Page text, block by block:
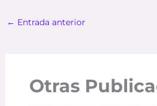
← Entrada anterior
Otras